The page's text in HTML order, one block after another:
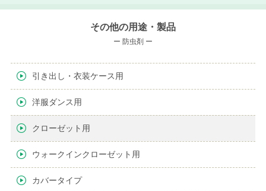
その他の用途・製品
ー 防虫剤 ー
引き出し・衣装ケース用
洋服ダンス用
クローゼット用
ウォークインクローゼット用
カバータイプ